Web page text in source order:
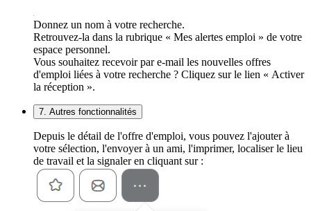
Donnez un nom à votre recherche.
Retrouvez-la dans la rubrique « Mes alertes emploi » de votre
espace personnel.
Vous souhaitez recevoir par e-mail les nouvelles offres
d'emploi liées à votre recherche ? Cliquez sur le lien « Activer
la réception ».
7. Autres fonctionnalités
Depuis le détail de l'offre d'emploi, vous pouvez l'ajouter à
votre sélection, l'envoyer à un ami, l'imprimer, localiser le lieu
de travail et la signaler en cliquant sur :